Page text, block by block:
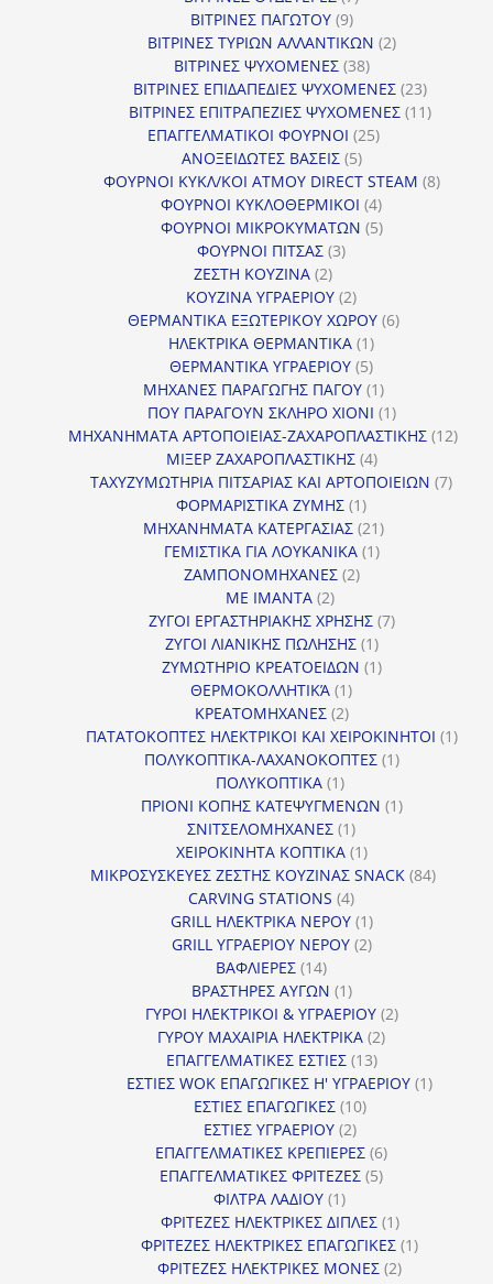
ΒΙΤΡΙΝΕΣ ΠΑΓΩΤΟΥ 99
προϊόντα
ΒΙΤΡΙΝΕΣ ΤΥΡΙΩΝ ΑΛΛΑΝΤΙΚΩΝ 22
ΒΙΤΡΙΝΕΣ ΨΥΧΟΜΕΝΕΣ 3838
προϊόντα
ΒΙΤΡΙΝΕΣ ΕΠΙΔΑΠΕΔΙΕΣ ΨΥΧΟΜΕΝΕΣ 2323
προϊόντα
ΒΙΤΡΙΝΕΣ ΕΠΙΤΡΑΠΕΖΙΕΣ ΨΥΧΟΜΕΝΕΣ 1111
ΕΠΑΓΓΕΛΜΑΤΙΚΟΙ ΦΟΥΡΝΟΙ 2525
ΑΝΟΞΕΙΔΩΤΕΣ ΒΑΣΕΙΣ 55
προϊόντα
ΦΟΥΡΝΟΙ ΚΥΚΛ/ΚΟΙ ΑΤΜΟΥ DIRECT STEAM 88
ΦΟΥΡΝΟΙ ΚΥΚΛΟΘΕΡΜΙΚΟΙ 44
προϊόντα
ΦΟΥΡΝΟΙ ΜΙΚΡΟΚΥΜΑΤΩΝ 55
ΦΟΥΡΝΟΙ ΠΙΤΣΑΣ 33
ΖΕΣΤΗ ΚΟΥΖΙΝΑ 22
προϊόντα
ΚΟΥΖΙΝΑ ΥΓΡΑΕΡΙΟΥ 22
προϊόντα
ΘΕΡΜΑΝΤΙΚΑ ΕΞΩΤΕΡΙΚΟΥ ΧΩΡΟΥ 66
ΗΛΕΚΤΡΙΚΑ ΘΕΡΜΑΝΤΙΚΑ 11
προϊόν
ΘΕΡΜΑΝΤΙΚΑ ΥΓΡΑΕΡΙΟΥ 55
προϊόντα
ΜΗΧΑΝΕΣ ΠΑΡΑΓΩΓΗΣ ΠΑΓΟΥ 11
προϊόν
ΠΟΥ ΠΑΡΑΓΟΥΝ ΣΚΛΗΡΟ ΧΙΟΝΙ 11
προϊόν
ΜΗΧΑΝΗΜΑΤΑ ΑΡΤΟΠΟΙΕΙΑΣ-ΖΑΧΑΡΟΠΛΑΣΤΙΚΗΣ 1212
ΜΙΞΕΡ ΖΑΧΑΡΟΠΛΑΣΤΙΚΗΣ 44
προϊόντα
ΤΑΧΥΖΥΜΩΤΗΡΙΑ ΠΙΤΣΑΡΙΑΣ ΚΑΙ ΑΡΤΟΠΟΙΕΙΩΝ 77
ΦΟΡΜΑΡΙΣΤΙΚΑ ΖΥΜΗΣ 11
προϊόν
ΜΗΧΑΝΗΜΑΤΑ ΚΑΤΕΡΓΑΣΙΑΣ 2121
προϊόντα
ΓΕΜΙΣΤΙΚΑ ΓΙΑ ΛΟΥΚΑΝΙΚΑ 11
ΖΑΜΠΟΝΟΜΗΧΑΝΕΣ 22
ΜΕ ΙΜΑΝΤΑ 22
προϊόντα
ΖΥΓΟΙ ΕΡΓΑΣΤΗΡΙΑΚΗΣ ΧΡΗΣΗΣ 77
ΖΥΓΟΙ ΛΙΑΝΙΚΗΣ ΠΩΛΗΣΗΣ 11
προϊόν
ΖΥΜΩΤΗΡΙΟ ΚΡΕΑΤΟΕΙΔΩΝ 11
ΘΕΡΜΟΚΟΛΛΗΤΙΚΆ 11
προϊόν
ΚΡΕΑΤΟΜΗΧΑΝΕΣ 22
προϊόντα
ΠΑΤΑΤΟΚΟΠΤΕΣ ΗΛΕΚΤΡΙΚΟΙ ΚΑΙ ΧΕΙΡΟΚΙΝΗΤΟΙ 11
ΠΟΛΥΚΟΠΤΙΚΑ-ΛΑΧΑΝΟΚΟΠΤΕΣ 11
ΠΟΛΥΚΟΠΤΙΚΑ 11
προϊόν
ΠΡΙΟΝΙ ΚΟΠΗΣ ΚΑΤΕΨΥΓΜΕΝΩΝ 11
ΣΝΙΤΣΕΛΟΜΗΧΑΝΕΣ 11
προϊόν
ΧΕΙΡΟΚΙΝΗΤΑ ΚΟΠΤΙΚΑ 11
προϊόν
ΜΙΚΡΟΣΥΣΚΕΥΕΣ ΖΕΣΤΗΣ ΚΟΥΖΙΝΑΣ SNACK 8484
CARVING STATIONS 44
προϊόντα
GRILL ΗΛΕΚΤΡΙΚΑ ΝΕΡΟΥ 11
προϊόν
GRILL ΥΓΡΑΕΡΙΟΥ ΝΕΡΟΥ 22
ΒΑΦΛΙΕΡΕΣ 1414
προϊόντα
ΒΡΑΣΤΗΡΕΣ ΑΥΓΩΝ 11
προϊόν
ΓΥΡΟΙ ΗΛΕΚΤΡΙΚΟΙ & ΥΓΡΑΕΡΙΟΥ 22
ΓΥΡΟΥ ΜΑΧΑΙΡΙΑ ΗΛΕΚΤΡΙΚΑ 22
ΕΠΑΓΓΕΛΜΑΤΙΚΕΣ ΕΣΤΙΕΣ 1313
προϊόντα
ΕΣΤΙΕΣ WOK ΕΠΑΓΩΓΙΚΕΣ Η' ΥΓΡΑΕΡΙΟΥ 11
ΕΣΤΙΕΣ ΕΠΑΓΩΓΙΚΕΣ 1010
ΕΣΤΙΕΣ ΥΓΡΑΕΡΙΟΥ 22
προϊόντα
ΕΠΑΓΓΕΛΜΑΤΙΚΕΣ ΚΡΕΠΙΕΡΕΣ 66
προϊόντα
ΕΠΑΓΓΕΛΜΑΤΙΚΕΣ ΦΡΙΤΕΖΕΣ 55
ΦΙΛΤΡΑ ΛΑΔΙΟΥ 11
προϊόν
ΦΡΙΤΕΖΕΣ ΗΛΕΚΤΡΙΚΕΣ ΔΙΠΛΕΣ 11
προϊόν
ΦΡΙΤΕΖΕΣ ΗΛΕΚΤΡΙΚΕΣ ΕΠΑΓΩΓΙΚΕΣ 11
ΦΡΙΤΕΖΕΣ ΗΛΕΚΤΡΙΚΕΣ ΜΟΝΕΣ 22